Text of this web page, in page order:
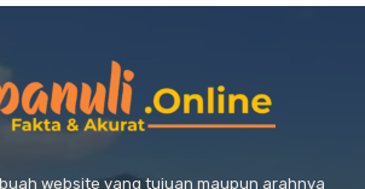
website yang tujuan maupun arahnya